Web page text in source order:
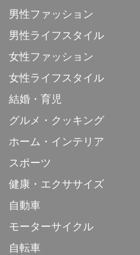
男性ファッション
男性ライフスタイル
女性ファッション
女性ライフスタイル
結婚・育児
グルメ・クッキング
ホーム・インテリア
スポーツ
健康・エクササイズ
自動車
モーターサイクル
自転車